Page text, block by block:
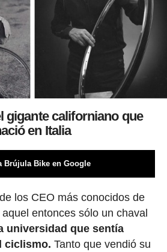
gigante californiano que
en Italia
Brújula Bike en Google
los CEO más conocidos de
entonces sólo un chaval
universidad que sentía
ciclismo. Tanto que vendió su